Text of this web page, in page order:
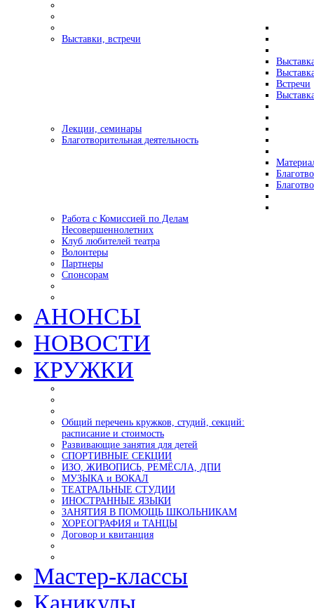
Выставки, встречи
Встречи
Лекции, семинары
Благотворительная деятельность
Работа с Комиссией по Делам
Несовершеннолетних
Клуб любителей театра
Волонтеры
Партнеры
Спонсорам
АНОНСЫ
НОВОСТИ
КРУЖКИ
Общий перечень кружков, студий, секций:
расписание и стоимость
Развивающие занятия для детей
СПОРТИВНЫЕ СЕКЦИИ
ИЗО, ЖИВОПИСЬ, РЕМЁСЛА, ДПИ
МУЗЫКА и ВОКАЛ
ТЕАТРАЛЬНЫЕ СТУДИИ
ИНОСТРАННЫЕ ЯЗЫКИ
ЗАНЯТИЯ В ПОМОЩЬ ШКОЛЬНИКАМ
ХОРЕОГРАФИЯ и ТАНЦЫ
Договор и квитанция
Мастер-классы
Каникулы